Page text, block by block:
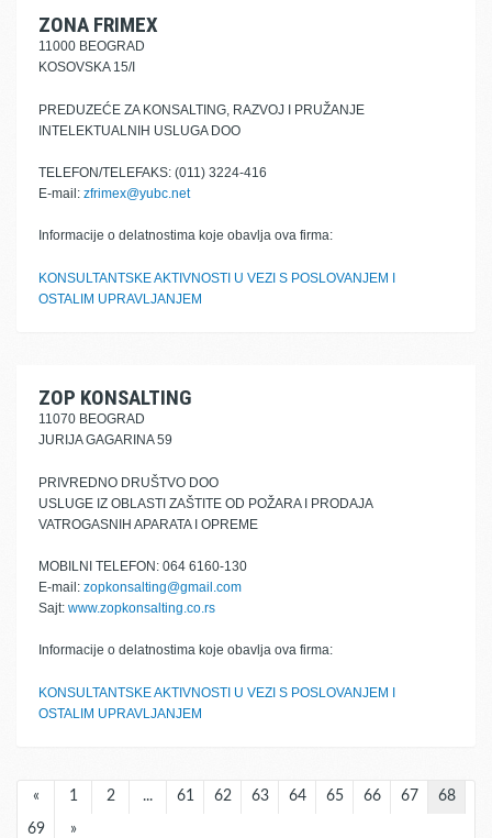
ZONA FRIMEX
11000 BEOGRAD
KOSOVSKA 15/I
PREDUZEĆE ZA KONSALTING, RAZVOJ I PRUŽANJE
INTELEKTUALNIH USLUGA DOO
TELEFON/TELEFAKS: (011) 3224-416
E-mail: zfrimex@yubc.net
Informacije o delatnostima koje obavlja ova firma:
KONSULTANTSKE AKTIVNOSTI U VEZI S POSLOVANJEM I
OSTALIM UPRAVLJANJEM
ZOP KONSALTING
11070 BEOGRAD
JURIJA GAGARINA 59
PRIVREDNO DRUŠTVO DOO
USLUGE IZ OBLASTI ZAŠTITE OD POŽARA I PRODAJA
VATROGASNIH APARATA I OPREME
MOBILNI TELEFON: 064 6160-130
E-mail: zopkonsalting@gmail.com
Sajt: www.zopkonsalting.co.rs
Informacije o delatnostima koje obavlja ova firma:
KONSULTANTSKE AKTIVNOSTI U VEZI S POSLOVANJEM I
OSTALIM UPRAVLJANJEM
« 1 2 ... 61 62 63 64 65 66 67 68
69 »